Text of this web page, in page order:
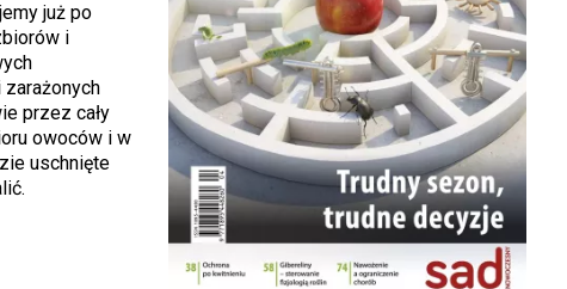
już po
i
przez cały
owoców i w
uschnięte